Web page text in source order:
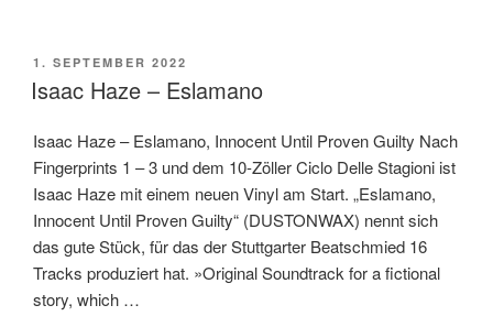
Eslamano
(Tape)“
VERÖFFENTLICHT
AM
1. SEPTEMBER 2022
Isaac Haze – Eslamano
Isaac Haze – Eslamano, Innocent Until Proven Guilty Nach
Fingerprints 1 – 3 und dem 10-Zöller Ciclo Delle Stagioni ist
Isaac Haze mit einem neuen Vinyl am Start. „Eslamano,
Innocent Until Proven Guilty“ (DUSTONWAX) nennt sich
das gute Stück, für das der Stuttgarter Beatschmied 16
Tracks produziert hat. »Original Soundtrack for a fictional
story, which …